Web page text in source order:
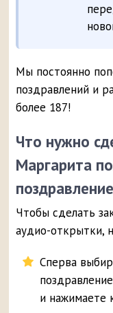
Мы постоянно
поздравлений и
более 187!
Что нужно
Маргарита
Чтобы сделать
аудио-открытки,
Сперва
и нажимаете